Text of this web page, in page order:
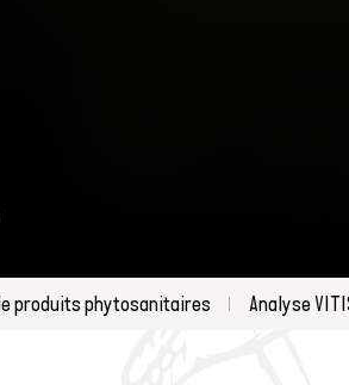
produits phytosanitaires Analyse